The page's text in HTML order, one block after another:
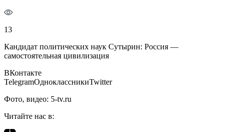
13
Кандидат политических наук Сутырин: Россия —
самостоятельная цивилизация
ВКонтакте
TelegramОдноклассникиTwitter
Фото, видео: 5-tv.ru
Читайте нас в: